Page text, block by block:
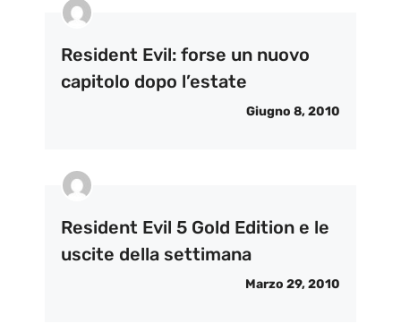
Resident Evil: forse un nuovo
capitolo dopo l’estate
Giugno 8, 2010
Resident Evil 5 Gold Edition e le
uscite della settimana
Marzo 29, 2010